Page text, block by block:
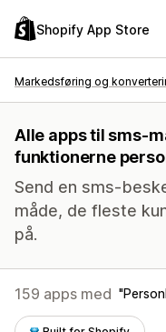
Shopify App Store
Markedsføring og
Alle apps til sms-
funktionerne
Send en sms-
måde, de fleste
på.
159 apps med